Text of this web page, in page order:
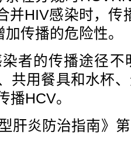
并HIV感染时，传
传播的危险性。
的传播途径不
共用餐具和水杯
播HCV。
肝炎防治指南》